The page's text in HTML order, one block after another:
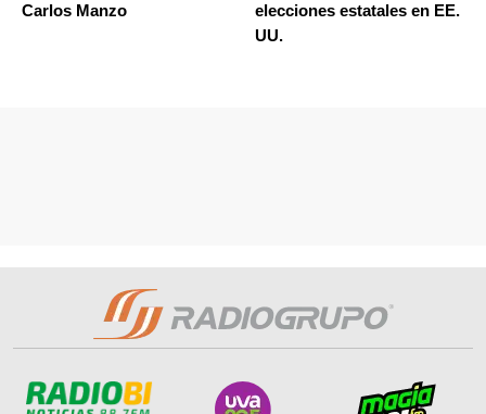
Carlos Manzo
elecciones estatales en EE.
UU.